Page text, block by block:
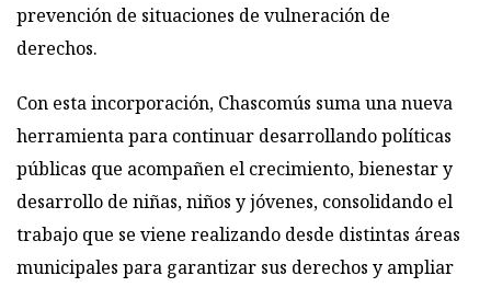
prevención de situaciones de vulneración de
derechos.
Con esta incorporación, Chascomús suma una nueva
herramienta para continuar desarrollando políticas
públicas que acompañen el crecimiento, bienestar y
desarrollo de niñas, niños y jóvenes, consolidando el
trabajo que se viene realizando desde distintas áreas
municipales para garantizar sus derechos y ampliar